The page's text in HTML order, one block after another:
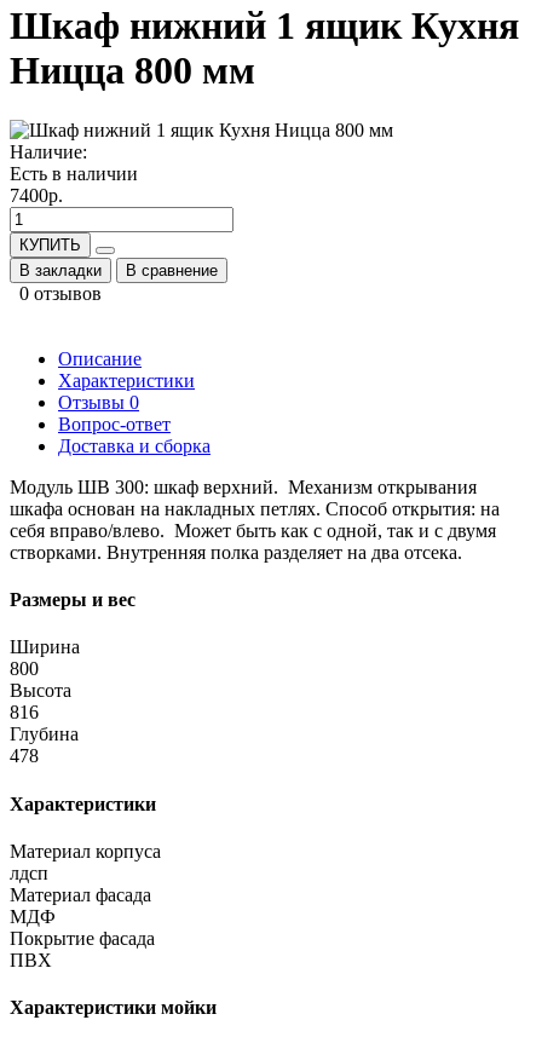
Шкаф нижний 1 ящик Кухня
Ницца 800 мм
Наличие:
Есть в наличии
7400р.
КУПИТЬ
В закладки
В сравнение
0 отзывов
Описание
Характеристики
Отзывы 0
Вопрос-ответ
Доставка и сборка
Модуль ШВ 300: шкаф верхний. Механизм открывания
шкафа основан на накладных петлях. Способ открытия: на
себя вправо/влево. Может быть как с одной, так и с двумя
створками. Внутренняя полка разделяет на два отсека.
Размеры и вес
Ширина
800
Высота
816
Глубина
478
Характеристики
Материал корпуса
лдсп
Материал фасада
МДФ
Покрытие фасада
ПВХ
Характеристики мойки